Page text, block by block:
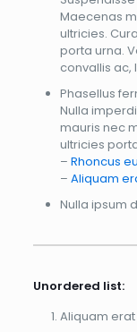
Maecenas
ultricies.
porta urna.
convallis ac,
Phasellus
Nulla
mauris nec
ultricies
– Rhoncus
– Aliquam
Nulla ipsum
Unordered list:
Aliquam